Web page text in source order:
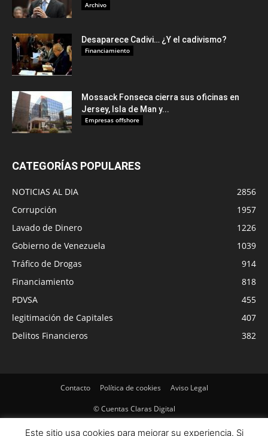
Archivo
Desaparece Cadivi… ¿Y el cadivismo?
Financiamiento
Mossack Fonseca cierra sus oficinas en
Jersey, Isla de Man y...
Empresas offshore
CATEGORÍAS POPULARES
NOTICIAS AL DIA
2856
Corrupción
1957
Lavado de Dinero
1226
Gobierno de Venezuela
1039
Tráfico de Drogas
914
Financiamiento
818
PDVSA
455
legitimación de Capitales
407
Delitos Financieros
382
Contacto Política de cookies Aviso Legal
© Cuentas Claras Digital
Este sitio usa cookies para mejorar su experiencia. Si